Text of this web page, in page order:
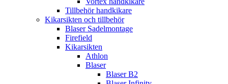
Tillbehör handkikare
Kikarsikten och tillbehör
Blaser Sadelmontage
Firefield
Kikarsikten
Athlon
Blaser
Blaser B2